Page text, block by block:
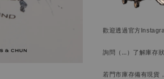
歡迎透過官方
詢問 （…） 了解庫存狀
若門市庫存備有現貨